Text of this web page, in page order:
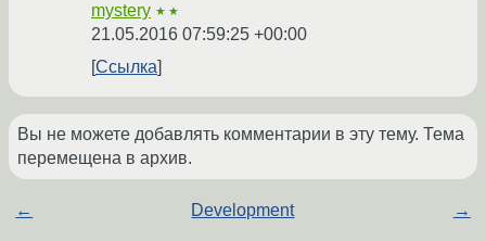
mystery ★★
21.05.2016 07:59:25 +00:00
Ссылка
Вы не можете добавлять комментарии в эту тему. Тема
перемещена в архив.
← Development →